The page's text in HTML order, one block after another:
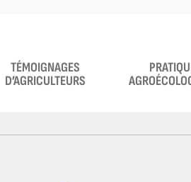
TÉMOIGNAGES
D’AGRICULTEURS